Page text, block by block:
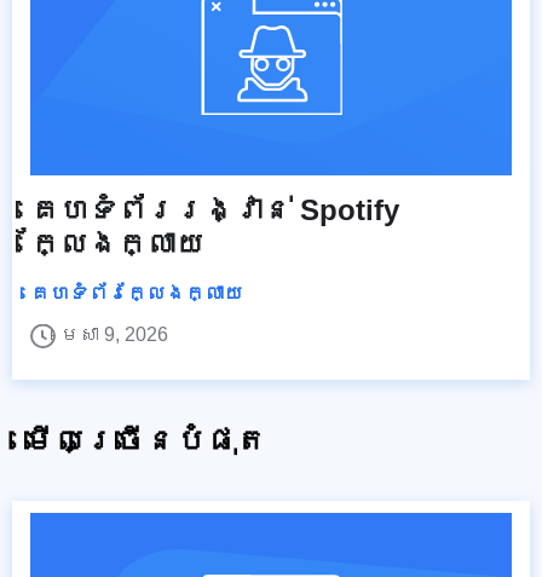
គេហទំព័ររង្វាន់ Spotify
ក្លែងក្លាយ
គេហទំព័រក្លែងក្លាយ
មេសា 9, 2026
មើលច្រើនបំផុត